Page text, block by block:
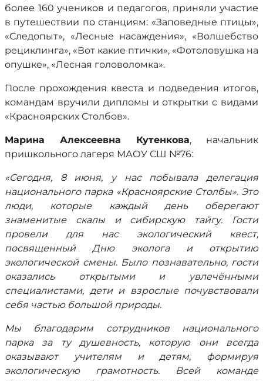
более 160 учеников и педагогов, приняли участие
в путешествии по станциям: «Заповедные птицы»,
«Следопыт», «Лесные насаждения», «Волшебство
рециклинга», «Вот какие птички», «Фотоловушка на
опушке», «Лесная головоломка».
После прохождения квеста и подведения итогов,
командам вручили дипломы и открытки с видами
«Красноярских Столбов».
Марина Алексеевна Кутенкова, начальник
пришкольного лагеря МАОУ СШ №76:
«Сегодня, 8 июня, у нас побывала делегация
национального парка «Красноярские Столбы». Это
люди, которые каждый день оберегают
знаменитые скалы и сибирскую тайгу. Гости
провели для нас экологический квест,
посвященный Дню эколога и открытию
экологической смены. Было познавательно, гости
оказались открытыми и увлечёнными
специалистами, дети и взрослые почувствовали
себя частью большой природы.
Мы благодарим сотрудников национального
парка за ту душевность, которую они всегда
оказывают учителям и детям, формируя
экологическую грамотность. Всей команде